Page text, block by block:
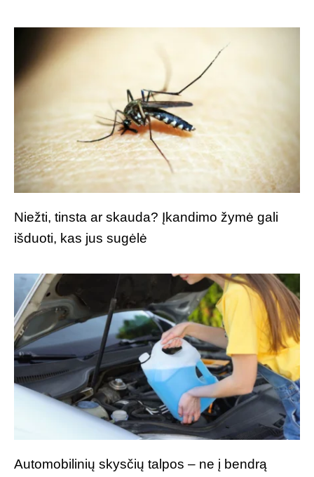
Niežti, tinsta ar skauda? Įkandimo žymė gali
išduoti, kas jus sugėlė
Automobilinių skysčių talpos – ne į bendrą